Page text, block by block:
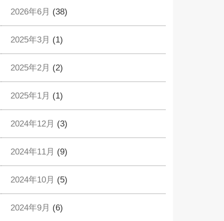
2026年6月 (38)
2025年3月 (1)
2025年2月 (2)
2025年1月 (1)
2024年12月 (3)
2024年11月 (9)
2024年10月 (5)
2024年9月 (6)